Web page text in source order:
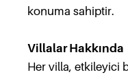
konuma sahiptir.
Villalar Hakkında
Her villa, etkileyici